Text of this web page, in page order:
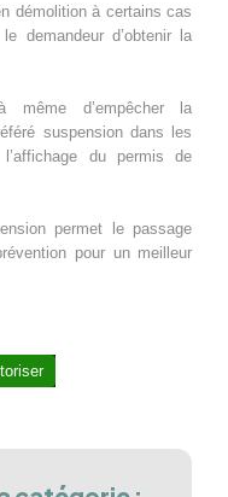
démolition à certains cas
demandeur d’obtenir la
même d’empêcher la
suspension dans les
du permis de
permet le passage
pour un meilleur